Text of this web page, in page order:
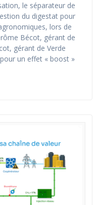
le séparateur de
du digestat pour
lors de
Bécot, gérant de
gérant de Verde
un effet « boost »